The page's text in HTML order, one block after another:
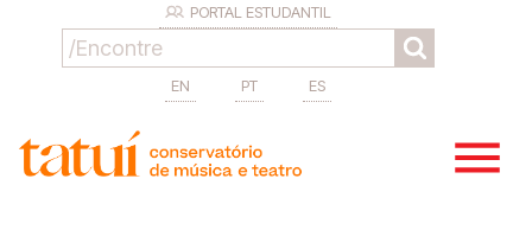
PORTAL ESTUDANTIL
EN PT ES